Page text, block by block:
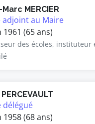
MERCIER
adjoint au Maire
1961 (65 ans)
des écoles, instituteur
délégué
1958 (68 ans)